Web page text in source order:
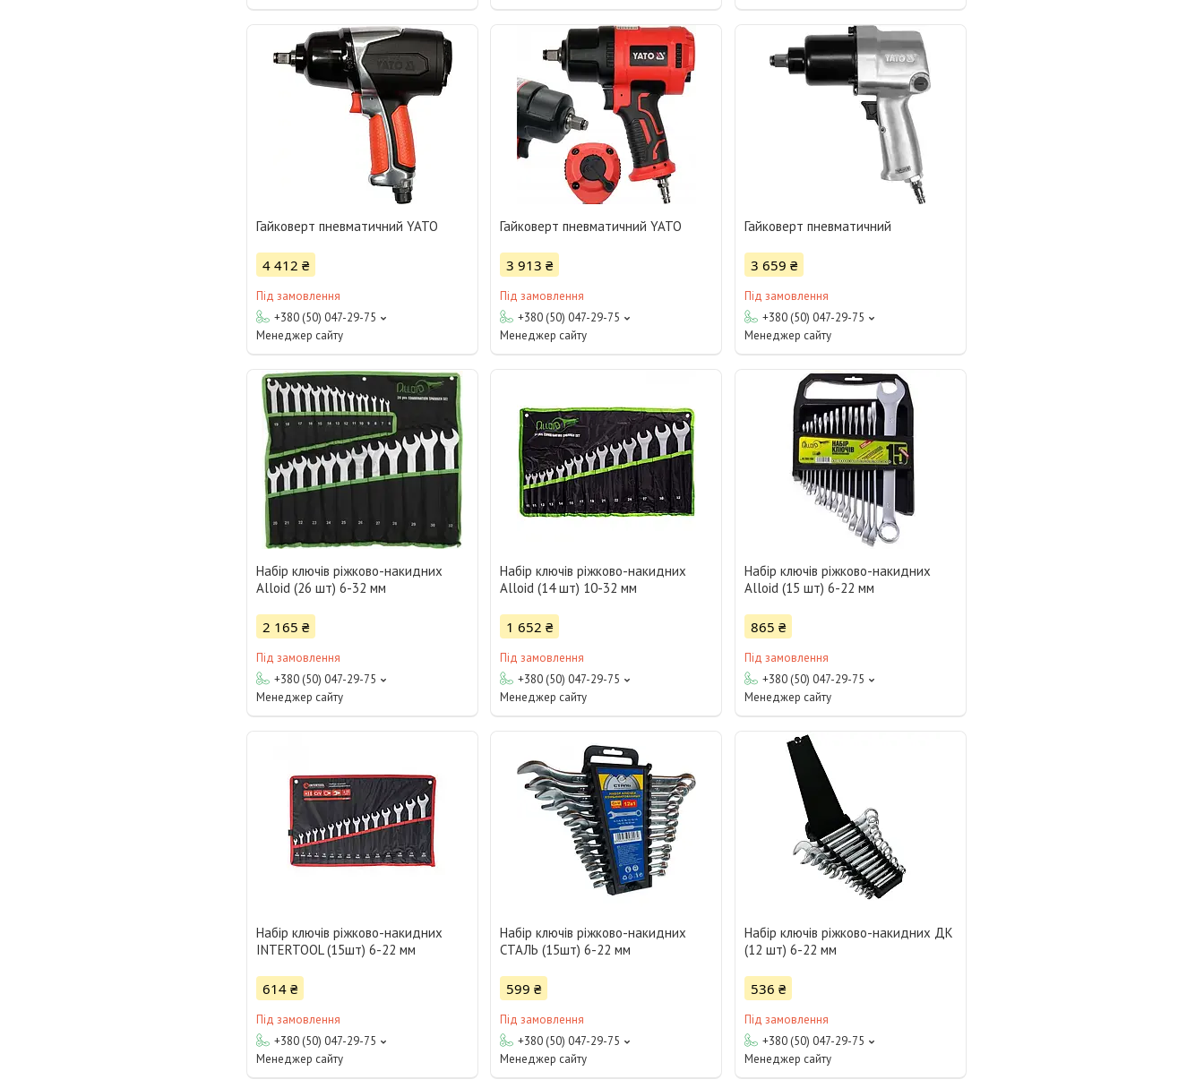
Гайковерт пневматичний YATO
4 412 ₴
Під замовлення
+380 (50) 047-29-75
Менеджер сайту
Гайковерт пневматичний YATO
3 913 ₴
Під замовлення
+380 (50) 047-29-75
Менеджер сайту
Гайковерт пневматичний
3 659 ₴
Під замовлення
+380 (50) 047-29-75
Менеджер сайту
Набір ключів ріжково-накидних
Alloid (26 шт) 6-32 мм
2 165 ₴
Під замовлення
+380 (50) 047-29-75
Менеджер сайту
Набір ключів ріжково-накидних
Alloid (14 шт) 10-32 мм
1 652 ₴
Під замовлення
+380 (50) 047-29-75
Менеджер сайту
Набір ключів ріжково-накидних
Alloid (15 шт) 6-22 мм
865 ₴
Під замовлення
+380 (50) 047-29-75
Менеджер сайту
Набір ключів ріжково-накидних
INTERTOOL (15шт) 6-22 мм
614 ₴
Під замовлення
+380 (50) 047-29-75
Менеджер сайту
Набір ключів ріжково-накидних
СТАЛЬ (15шт) 6-22 мм
599 ₴
Під замовлення
+380 (50) 047-29-75
Менеджер сайту
Набір ключів ріжково-накидних ДК
(12 шт) 6-22 мм
536 ₴
Під замовлення
+380 (50) 047-29-75
Менеджер сайту